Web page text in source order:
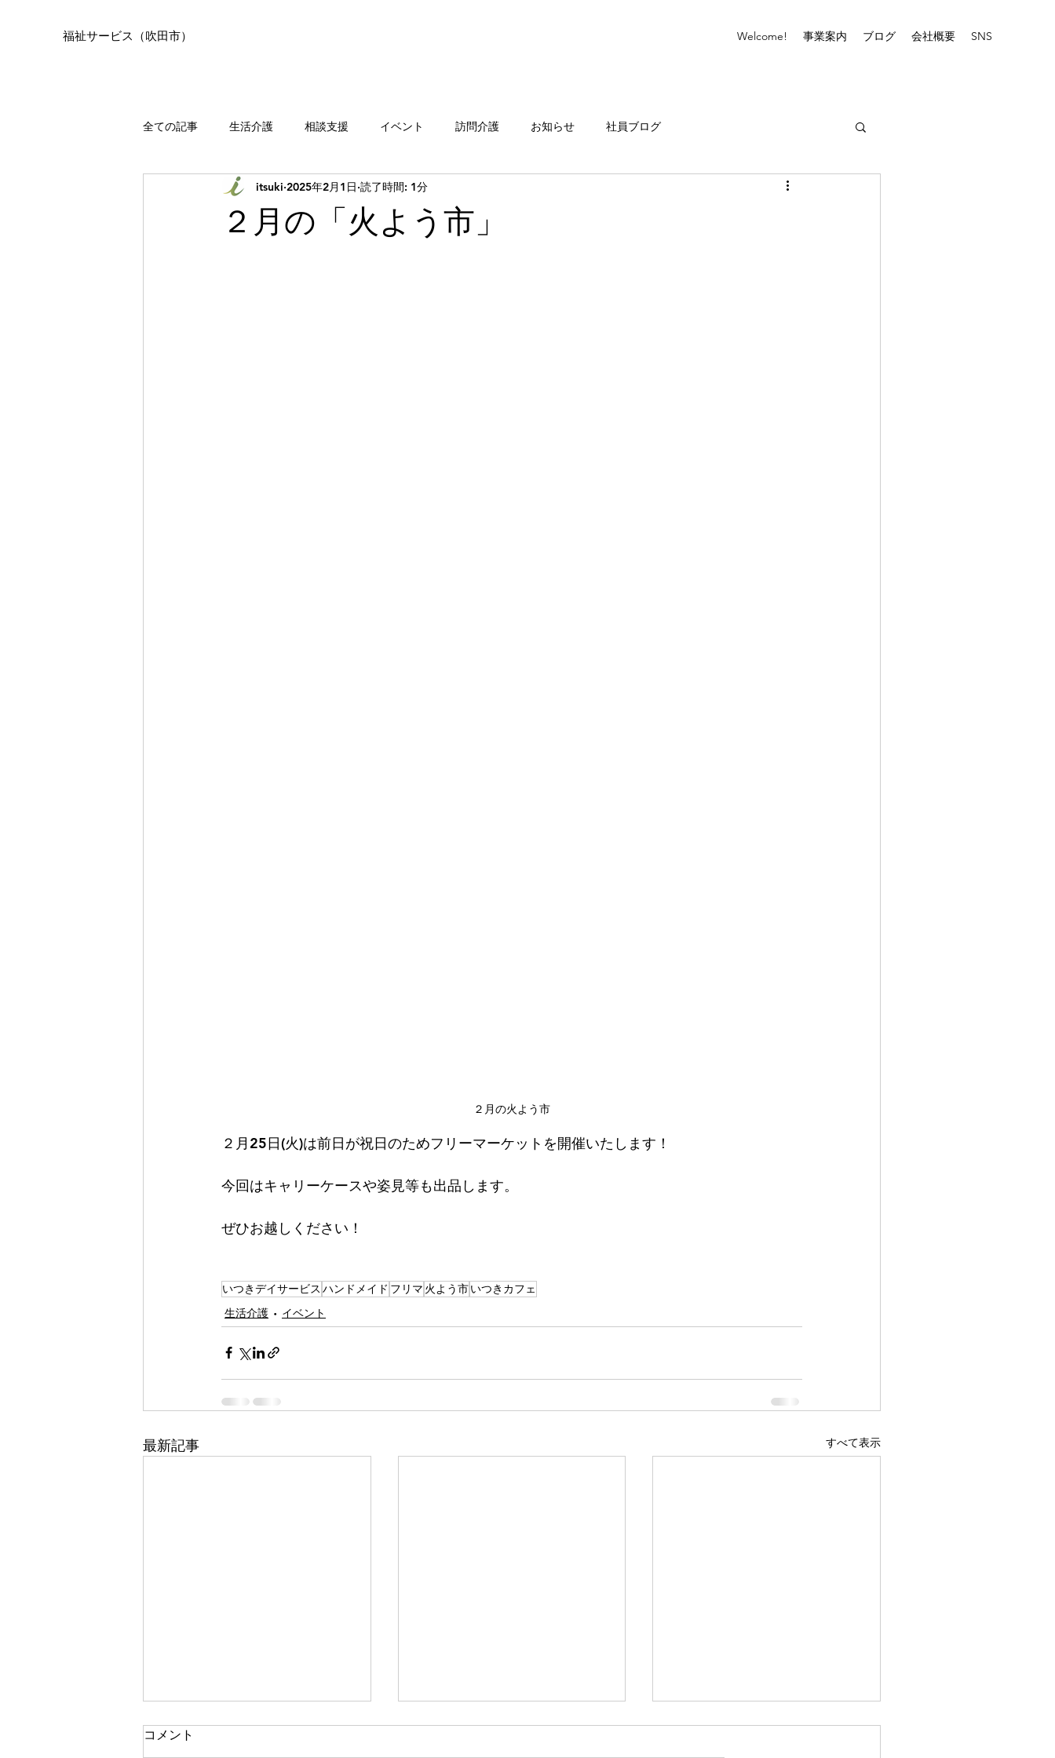
福祉サービス（吹田市） Welcome! 事業案内 ブログ 会社概要 SNS
全ての記事 生活介護 相談支援 イベント 訪問介護 お知らせ 社員ブログ
２月の「火よう市」
itsuki 2025年2月1日 読了時間: 1分
２月の火よう市
２月25日(火)は前日が祝日のためフリーマーケットを開催いたします！
今回はキャリーケースや姿見等も出品します。
ぜひお越しください！
いつきデイサービス ハンドメイド フリマ 火よう市いつきカフェ
生活介護
イベント
最新記事 すべて表示
コメント